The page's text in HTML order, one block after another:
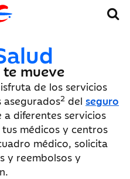
mueve
de los servicios
2 del seguro
a diferentes servicios
médicos y centros
médico, solicita
y reembolsos y